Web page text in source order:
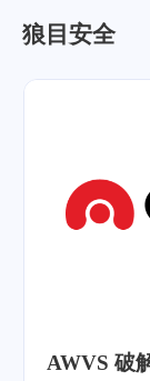
狼目安全
AWVS 破